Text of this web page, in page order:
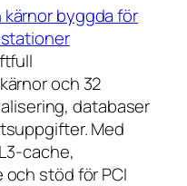
kärnor byggda för
och 32
databaser
Med
cache,
stöd för PCI